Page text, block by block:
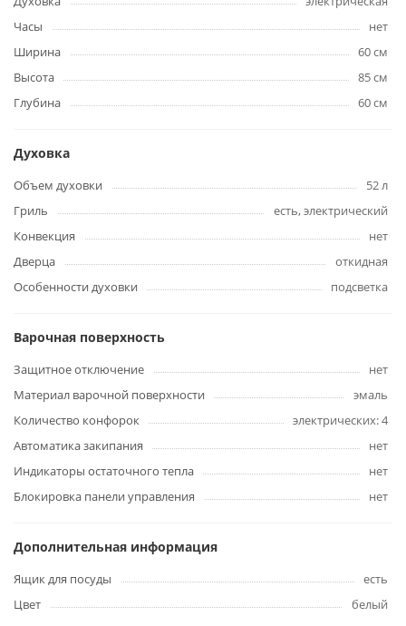
Часы
нет
Ширина
60 см
Высота
85 см
Глубина
60 см
Духовка
Объем духовки
52 л
Гриль
есть, электрический
Конвекция
нет
Дверца
откидная
Особенности духовки
подсветка
Варочная поверхность
Защитное отключение
нет
Материал варочной поверхности
эмаль
Количество конфорок
электрических: 4
Автоматика закипания
нет
Индикаторы остаточного тепла
нет
Блокировка панели управления
нет
Дополнительная информация
Ящик для посуды
есть
Цвет
белый